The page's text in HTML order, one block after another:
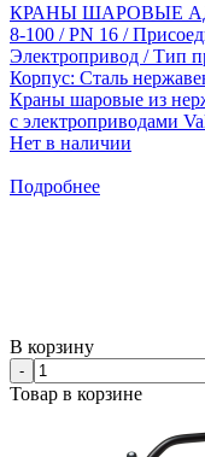
КРАНЫ ШАРОВЫЕ
8-100 / PN 16 /
Электропривод / Тип
Корпус: Сталь
Краны шаровые из
с электроприводами
Нет в наличии
Подробнее
В корзину
-
Товар в корзине